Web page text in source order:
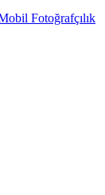
Fotoğrafçılık